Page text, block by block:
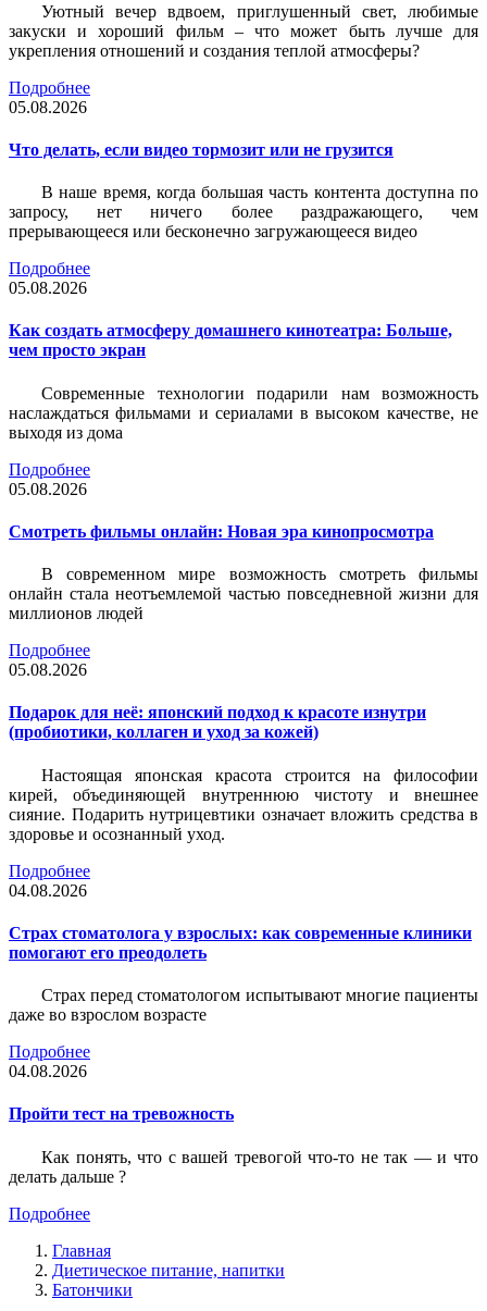
Уютный вечер вдвоем, приглушенный свет, любимые
закуски и хороший фильм – что может быть лучше для
укрепления отношений и создания теплой атмосферы?
Подробнее
05.08.2026
Что делать, если видео тормозит или не грузится
В наше время, когда большая часть контента доступна по
запросу, нет ничего более раздражающего, чем
прерывающееся или бесконечно загружающееся видео
Подробнее
05.08.2026
Как создать атмосферу домашнего кинотеатра: Больше,
чем просто экран
Современные технологии подарили нам возможность
наслаждаться фильмами и сериалами в высоком качестве, не
выходя из дома
Подробнее
05.08.2026
Смотреть фильмы онлайн: Новая эра кинопросмотра
В современном мире возможность смотреть фильмы
онлайн стала неотъемлемой частью повседневной жизни для
миллионов людей
Подробнее
05.08.2026
Подарок для неё: японский подход к красоте изнутри
(пробиотики, коллаген и уход за кожей)
Настоящая японская красота строится на философии
кирей, объединяющей внутреннюю чистоту и внешнее
сияние. Подарить нутрицевтики означает вложить средства в
здоровье и осознанный уход.
Подробнее
04.08.2026
Страх стоматолога у взрослых: как современные клиники
помогают его преодолеть
Страх перед стоматологом испытывают многие пациенты
даже во взрослом возрасте
Подробнее
04.08.2026
Пройти тест на тревожность
Как понять, что с вашей тревогой что-то не так — и что
делать дальше ?
Подробнее
Главная
Диетическое питание, напитки
Батончики